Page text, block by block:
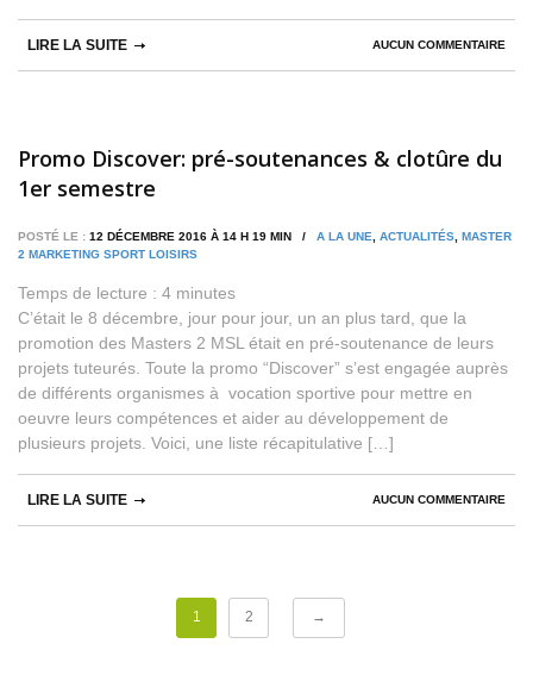
AUCUN COMMENTAIRE
LIRE LA SUITE
Promo Discover: pré-soutenances & clotûre du
1er semestre
POSTÉ LE : 12 DÉCEMBRE 2016 À 14 H 19 MIN / A LA UNE, ACTUALITÉS, MASTER
2 MARKETING SPORT LOISIRS
Temps de lecture : 4 minutes
C’était le 8 décembre, jour pour jour, un an plus tard, que la
promotion des Masters 2 MSL était en pré-soutenance de leurs
projets tuteurés. Toute la promo “Discover” s’est engagée auprès
de différents organismes à vocation sportive pour mettre en
oeuvre leurs compétences et aider au développement de
plusieurs projets. Voici, une liste récapitulative […]
AUCUN COMMENTAIRE
LIRE LA SUITE
1 2 →